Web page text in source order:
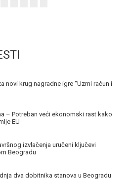
novi krug nagradne igre "Uzmi račun i
– Potreban veći ekonomski rast kako
EU
izvlačenja uručeni ključevi
Beogradu
dva dobitnika stanova u Beogradu